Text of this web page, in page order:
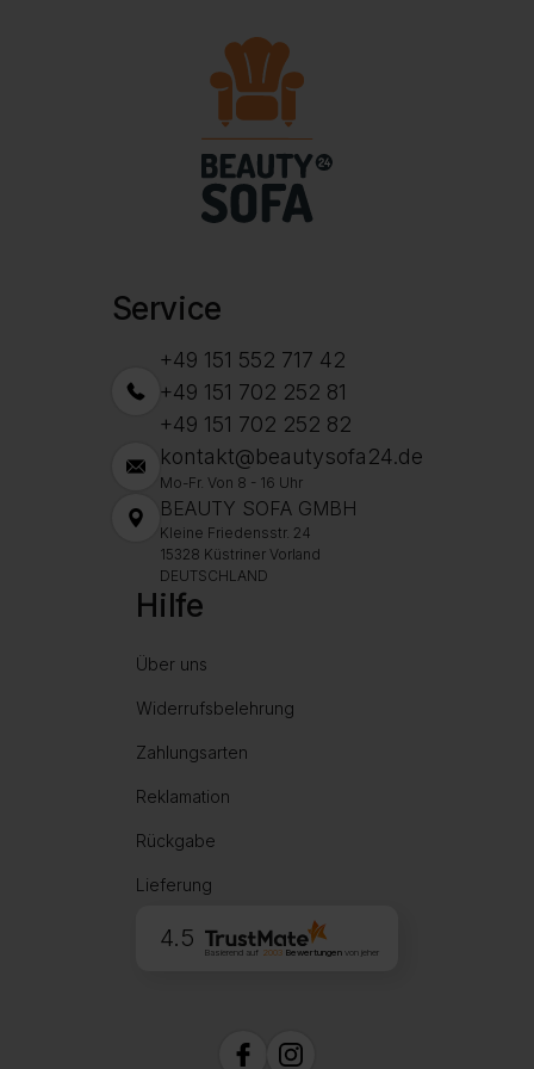
Service
+49 151 552 717 42
+49 151 702 252 81
+49 151 702 252 82
kontakt@beautysofa24.de
Mo-Fr. Von 8 - 16 Uhr
BEAUTY SOFA GMBH
Kleine Friedensstr. 24
15328 Küstriner Vorland
DEUTSCHLAND
Hilfe
Über uns
Widerrufsbelehrung
Zahlungsarten
Reklamation
Rückgabe
Lieferung
4.5
Basierend auf 2003 Bewertungenvon jeher